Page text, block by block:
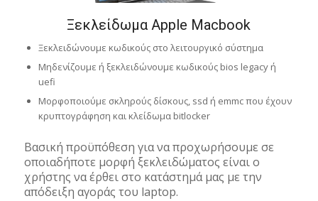
Ξεκλείδωμα Apple Macbook
Ξεκλειδώνουμε κωδικούς στο λειτουργικό σύστημα
Μηδενίζουμε ή ξεκλειδώνουμε κωδικούς bios legacy ή
uefi
Μορφοποιούμε σκληρούς δίσκους, ssd ή emmc που έχουν
κρυπτογράφηση και κλείδωμα bitlocker
Βασική προϋπόθεση για να προχωρήσουμε σε
οποιαδήποτε μορφή ξεκλειδώματος είναι ο
χρήστης να έρθει στο κατάστημά μας με την
απόδειξη αγοράς του laptop.